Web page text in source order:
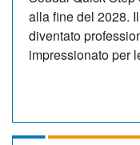
alla fine del 2028.
diventato
impressionato per